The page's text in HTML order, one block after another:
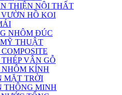
THIỆN NỘI THẤT
HỒ KOI
NHÔM ĐÚC
THUẬT
VÂN GỖ
NHÔM KÍNH
MẶT TRỜI
THÔNG MINH